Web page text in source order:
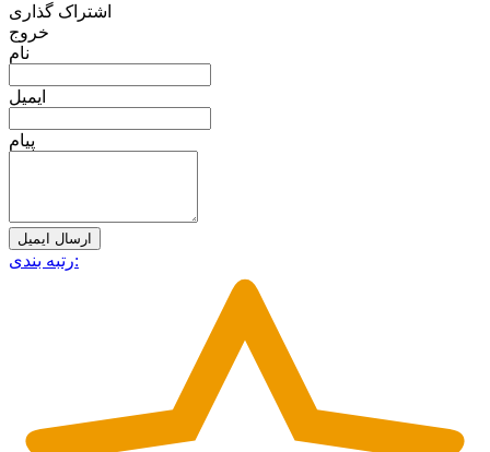
اشتراک گذاری
خروج
نام
ایمیل
پیام
ارسال ایمیل
رتبه بندی: